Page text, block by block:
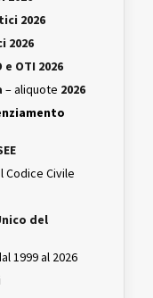
2026
2026
e OTI 2026
– aliquote 2026
Codice Civile
del
1999 al 2026